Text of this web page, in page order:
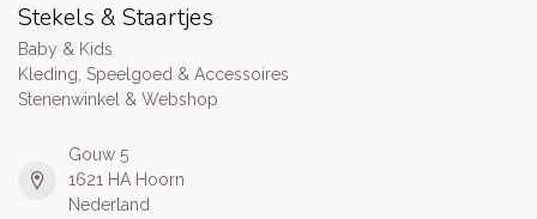
Stekels & Staartjes
Baby & Kids
Kleding, Speelgoed & Accessoires
Stenenwinkel & Webshop
Gouw 5
1621 HA Hoorn
Nederland